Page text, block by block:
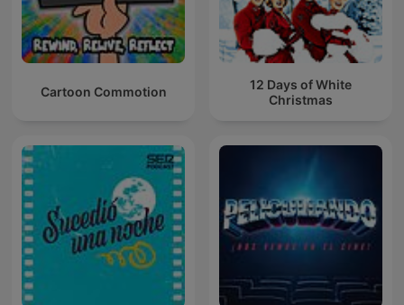
Cartoon Commotion
12 Days of White
Christmas